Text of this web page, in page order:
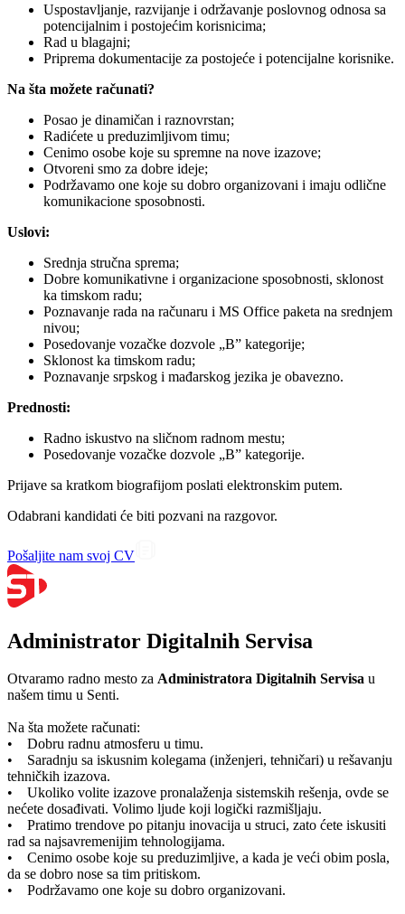
Uspostavljanje, razvijanje i održavanje poslovnog odnosa sa
potencijalnim i postojećim korisnicima;
Rad u blagajni;
Priprema dokumentacije za postojeće i potencijalne korisnike.
Na šta možete računati?
Posao je dinamičan i raznovrstan;
Radićete u preduzimljivom timu;
Cenimo osobe koje su spremne na nove izazove;
Otvoreni smo za dobre ideje;
Podržavamo one koje su dobro organizovani i imaju odlične
komunikacione sposobnosti.
Uslovi:
Srednja stručna sprema;
Dobre komunikativne i organizacione sposobnosti, sklonost
ka timskom radu;
Poznavanje rada na računaru i MS Office paketa na srednjem
nivou;
Posedovanje vozačke dozvole „B” kategorije;
Sklonost ka timskom radu;
Poznavanje srpskog i mađarskog jezika je obavezno.
Prednosti:
Radno iskustvo na sličnom radnom mestu;
Posedovanje vozačke dozvole „B” kategorije.
Prijave sa kratkom biografijom poslati elektronskim putem.
Odabrani kandidati će biti pozvani na razgovor.
Pošaljite nam svoj CV
Administrator Digitalnih Servisa
Otvaramo radno mesto za Administratora Digitalnih Servisa u
našem timu u Senti.
Na šta možete računati:
• Dobru radnu atmosferu u timu.
• Saradnju sa iskusnim kolegama (inženjeri, tehničari) u rešavanju
tehničkih izazova.
• Ukoliko volite izazove pronalaženja sistemskih rešenja, ovde se
nećete dosađivati. Volimo ljude koji logički razmišljaju.
• Pratimo trendove po pitanju inovacija u struci, zato ćete iskusiti
rad sa najsavremenijim tehnologijama.
• Cenimo osobe koje su preduzimljive, a kada je veći obim posla,
da se dobro nose sa tim pritiskom.
• Podržavamo one koje su dobro organizovani.